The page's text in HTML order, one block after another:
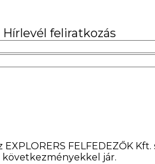
Hírlevél feliratkozás
FELFEDEZŐK
következményekkel jár.